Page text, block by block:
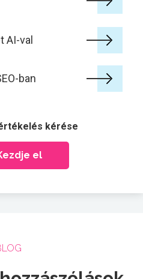
AI-val
ban
kérése
el